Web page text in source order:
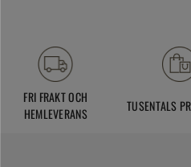
FRI FRAKT OCH
HEMLEVERANS
TUSENTALS